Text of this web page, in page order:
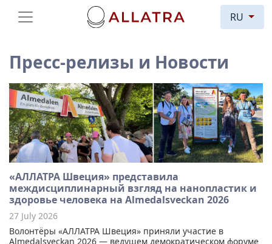
RU
Пресс-релизы и Новости
«АЛЛАТРА Швеция» представила
междисциплинарный взгляд на нанопластик и
здоровье человека на Almedalsveckan 2026
27 July 2026
Волонтёры «АЛЛАТРА Швеция» приняли участие в
Almedalsveckan 2026 — ведущем демократическом форуме